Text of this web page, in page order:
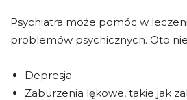
Psychiatra może pomóc w
problemów psychicznych. Oto
Depresja
Zaburzenia lękowe, takie jak